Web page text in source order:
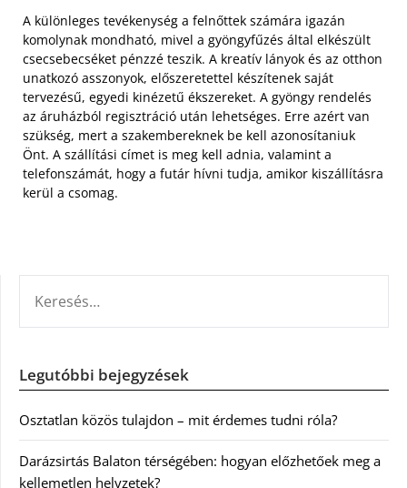
A különleges tevékenység a felnőttek számára igazán
komolynak mondható, mivel a gyöngyfűzés által elkészült
csecsebecséket pénzzé teszik. A kreatív lányok és az otthon
unatkozó asszonyok, előszeretettel készítenek saját
tervezésű, egyedi kinézetű ékszereket. A gyöngy rendelés
az áruházból regisztráció után lehetséges. Erre azért van
szükség, mert a szakembereknek be kell azonosítaniuk
Önt. A szállítási címet is meg kell adnia, valamint a
telefonszámát, hogy a futár hívni tudja, amikor kiszállításra
kerül a csomag.
Legutóbbi bejegyzések
Osztatlan közös tulajdon – mit érdemes tudni róla?
Darázsirtás Balaton térségében: hogyan előzhetőek meg a
kellemetlen helyzetek?